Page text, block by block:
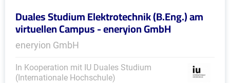
Duales Studium Elektrotechnik (B.Eng.) am
virtuellen Campus - eneryion GmbH
eneryion GmbH
In Kooperation mit IU Duales Studium
(Internationale Hochschule)